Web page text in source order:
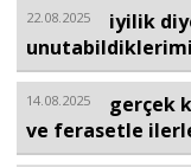
22.08.2025
iyilik
14.08.2025
gerçek
ve ferasetle